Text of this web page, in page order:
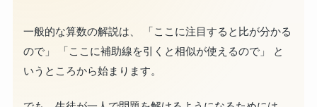
一般的な算数の解説は、 「ここに注目すると比が分かる
ので」 「ここに補助線を引くと相似が使えるので」 と
いうところから始まります。